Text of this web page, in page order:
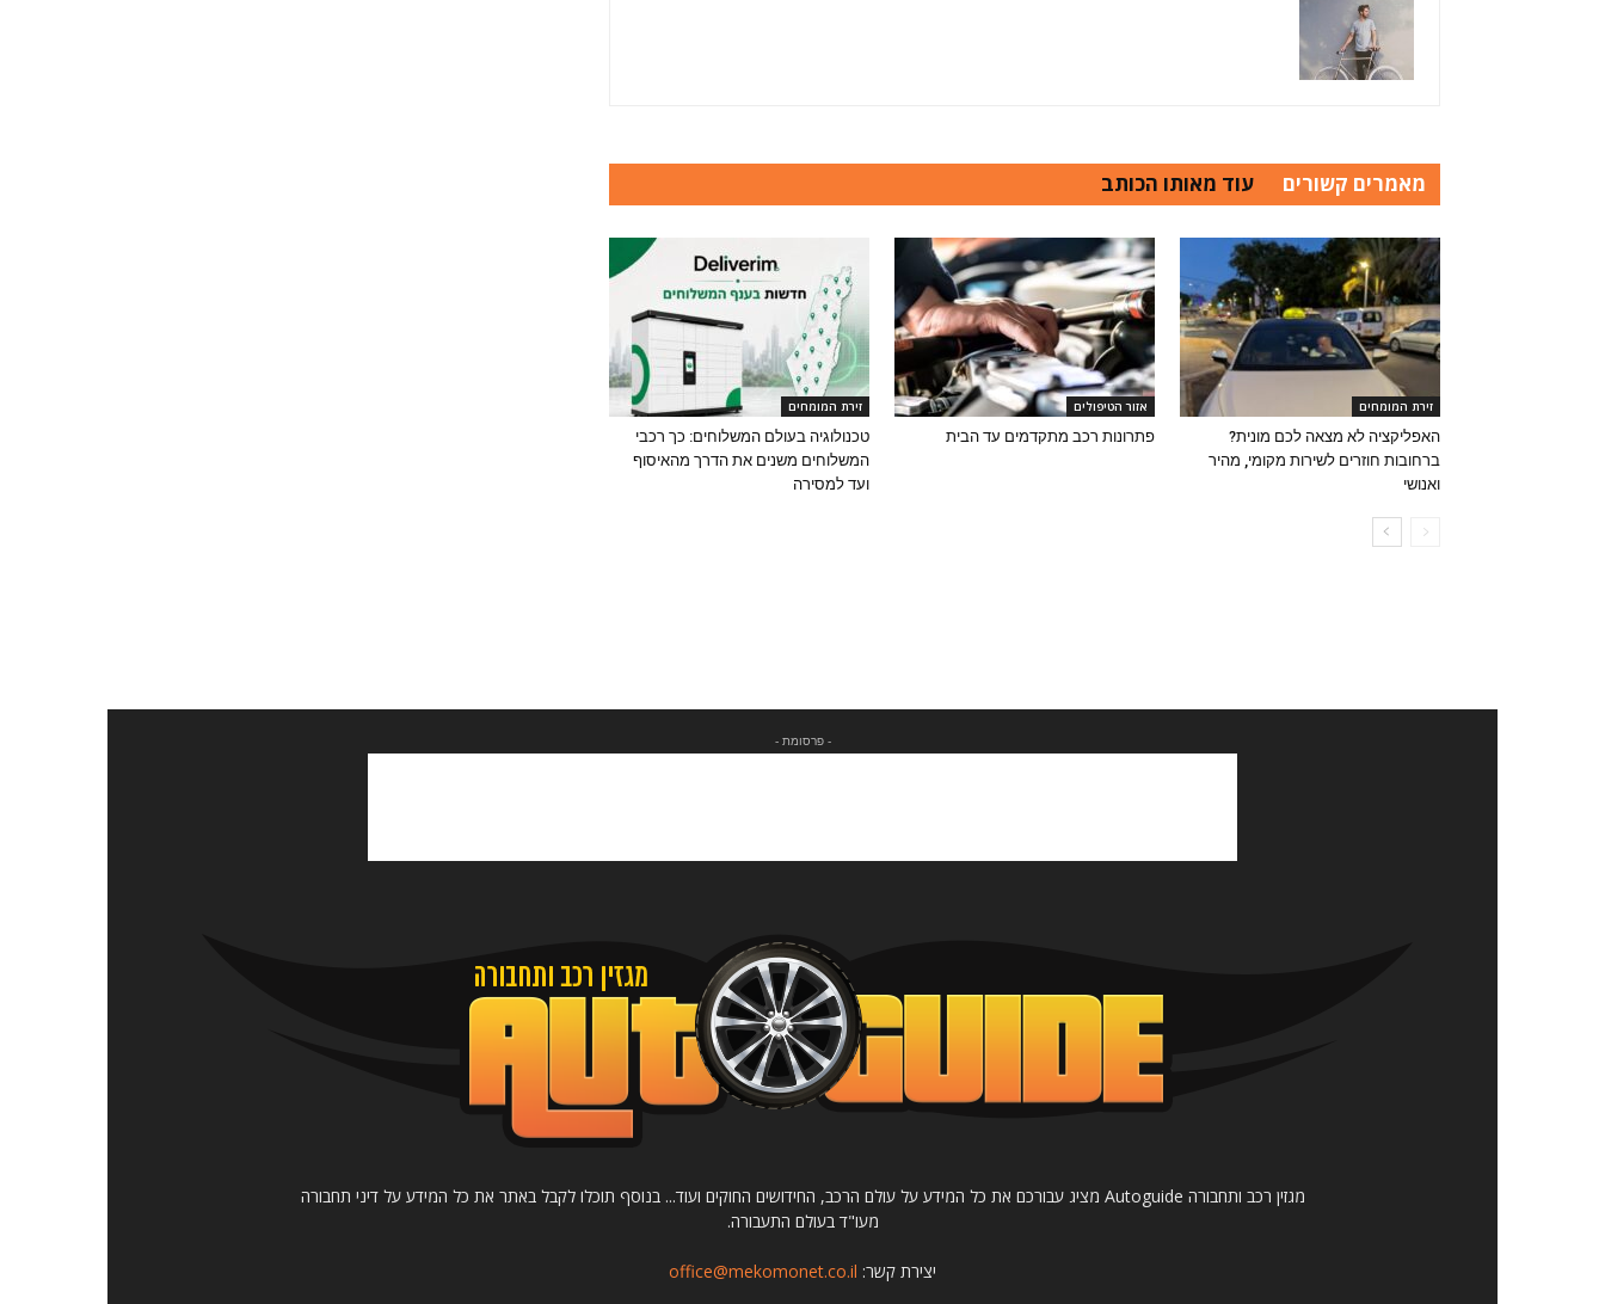
מאמרים קשורים עוד מאותו הכותב
זירת המומחים
האפליקציה לא מצאה לכם מונית?
ברחובות חוזרים לשירות מקומי, מהיר
ואנושי
אזור הטיפולים
פתרונות רכב מתקדמים עד הבית
זירת המומחים
טכנולוגיה בעולם המשלוחים: כך רכבי
המשלוחים משנים את הדרך מהאיסוף
ועד למסירה
- פרסומת -
מגזין רכב ותחבורה Autoguide מציג עבורכם את כל המידע על עולם הרכב, החידושים החוקים ועוד... בנוסף תוכלו לקבל באתר את כל המידע על דיני תחבורה
מעו"ד בעולם התעבורה.
יצירת קשר: office@mekomonet.co.il